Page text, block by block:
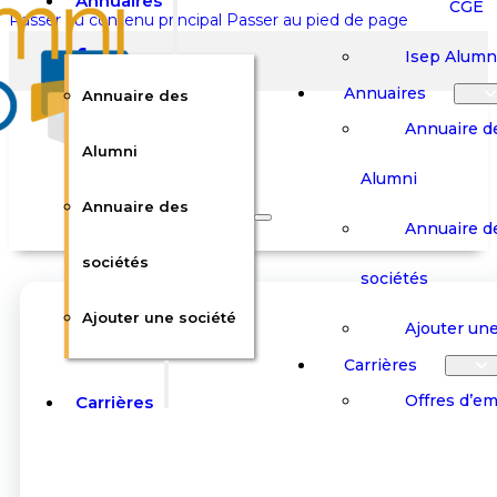
Passer au contenu principal Passer au pied de page
Rechercher sur le site
Rechercher
Panier
Annuaire des
Alumni
Annuaire des
sociétés
Ajouter une société
Carrières
CGE
Isep
Annuaires
Annuaire
Alumni
Annuaire
sociétés
Ajouter
Carrières
Offres